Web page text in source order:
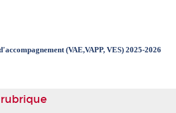
(VAE,VAPP, VES) 2025-2026